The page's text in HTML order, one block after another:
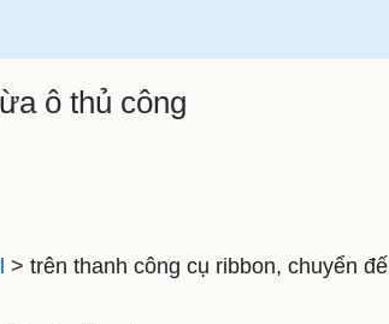
ô thủ công
> trên thanh công cụ ribbon, chuyển